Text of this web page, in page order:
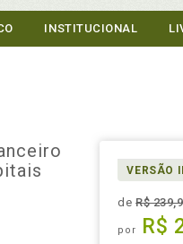
INSTITUCIONAL
VERSÃO
deR$
por R$